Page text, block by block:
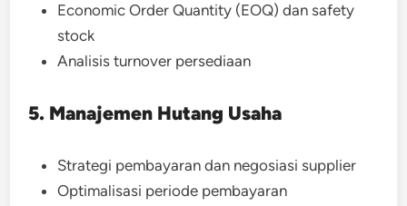
Economic Order Quantity (EOQ) dan safety
stock
Analisis turnover persediaan
5. Manajemen Hutang Usaha
Strategi pembayaran dan negosiasi supplier
Optimalisasi periode pembayaran